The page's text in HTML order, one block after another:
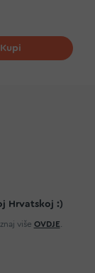
listu želja
Kupi
Hrvatskoj :)
više OVDJE